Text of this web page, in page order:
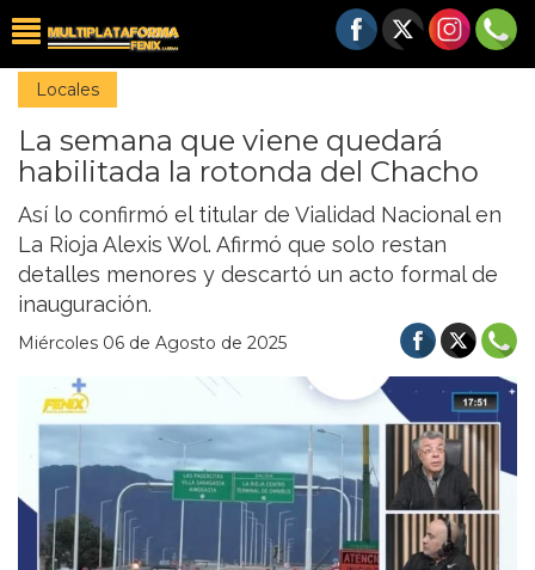
Locales
La semana que viene quedará
habilitada la rotonda del Chacho
Así lo confirmó el titular de Vialidad Nacional en
La Rioja Alexis Wol. Afirmó que solo restan
detalles menores y descartó un acto formal de
inauguración.
Miércoles 06 de Agosto de 2025